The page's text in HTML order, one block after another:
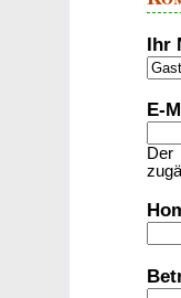
Ihr
E-
Der